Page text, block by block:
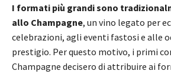
I formati più grandi sono
allo Champagne, un vino legato per
celebrazioni, agli eventi fastosi e alle
prestigio. Per questo motivo, i primi
Champagne decisero di attribuire ai